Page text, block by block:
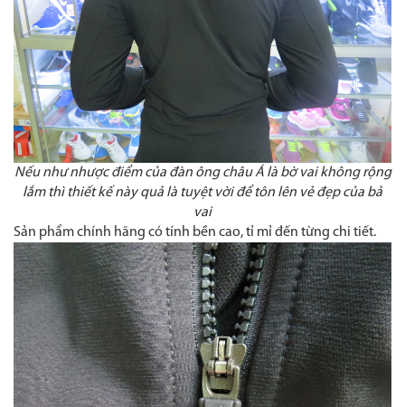
Nếu như nhược điểm của đàn ông châu Á là bờ vai không rộng
lắm thì thiết kế này quả là tuyệt vời để tôn lên vẻ đẹp của bả
vai
Sản phẩm chính hãng có tính bền cao, tỉ mỉ đến từng chi tiết.